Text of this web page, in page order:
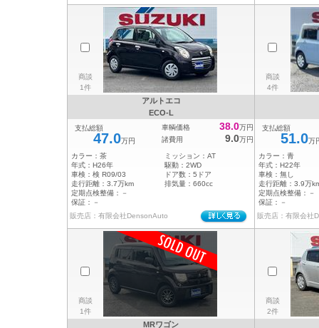
商談
1件
アルトエコ
ECO-L
支払総額
47.0万円
車輌価格 38.0万円
諸費用
9.0万円
カラー： 茶 ミッション： AT
年式： H26年 駆動： 2WD
車検： 検 R09/03 ドア数： 5ドア
走行距離： 3.7万km 排気量： 660cc
定期点検整備：
－
保証：
－
販売店：有限会社DensonAuto
商談
4件
支払総額
51.0万
カラー： 青
年式： H22年
車検： 無し
走行距離： 3.9万
定期点検整備：
－
保証：
－
販売店：有限会社
商談
1件
MRワゴン
商談
2件